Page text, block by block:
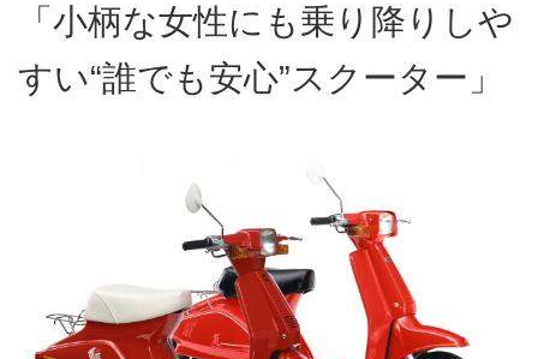
「小柄な女性にも乗り降りしや
すい“誰でも安心”スクーター」